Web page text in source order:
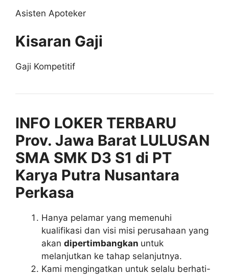
Asisten Apoteker
Kisaran Gaji
Gaji Kompetitif
INFO LOKER TERBARU
Prov. Jawa Barat LULUSAN
SMA SMK D3 S1 di PT
Karya Putra Nusantara
Perkasa
Hanya pelamar yang memenuhi
kualifikasi dan visi misi perusahaan yang
akan dipertimbangkan untuk
melanjutkan ke tahap selanjutnya.
Kami mengingatkan untuk selalu berhati-